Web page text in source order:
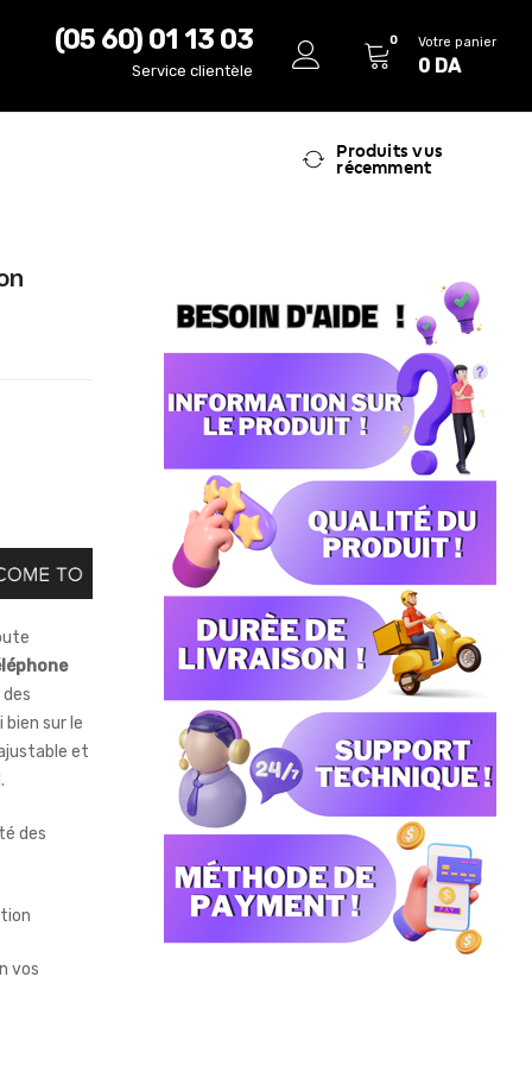
(05 60) 01 13 03
Service clientèle
0 Votre panier
0 DA
Produits vus
récemment
sur le
et
des
vos